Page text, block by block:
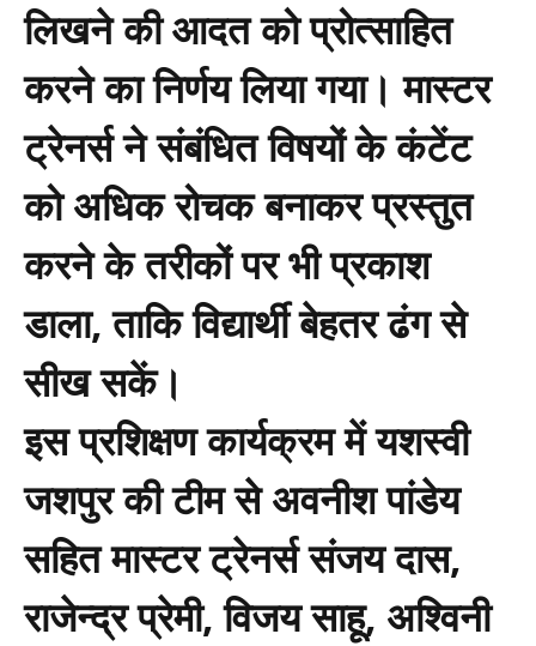
लिखने की आदत को प्रोत्साहित
करने का निर्णय लिया गया। मास्टर
ट्रेनर्स ने संबंधित विषयों के कंटेंट
को अधिक रोचक बनाकर प्रस्तुत
करने के तरीकों पर भी प्रकाश
डाला, ताकि विद्यार्थी बेहतर ढंग से
सीख सकें।
इस प्रशिक्षण कार्यक्रम में यशस्वी
जशपुर की टीम से अवनीश पांडेय
सहित मास्टर ट्रेनर्स संजय दास,
राजेन्द्र प्रेमी, विजय साहू, अश्विनी